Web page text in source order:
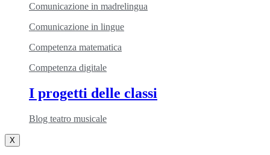
Comunicazione in madrelingua
Comunicazione in lingue
Competenza matematica
Competenza digitale
I progetti delle classi
Blog teatro musicale
X